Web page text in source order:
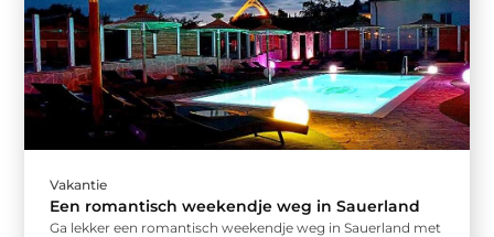
Vakantie
Een romantisch weekendje weg in Sauerland
Ga lekker een romantisch weekendje weg in Sauerland met